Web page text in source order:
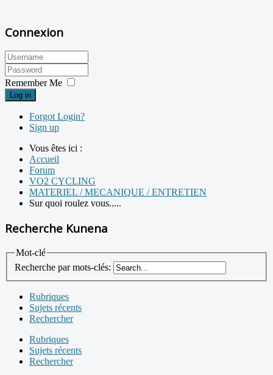
Connexion
Remember Me
Log in
Forgot Login?
Sign up
Vous êtes ici :
Accueil
Forum
VO2 CYCLING
MATERIEL / MECANIQUE / ENTRETIEN
Sur quoi roulez vous.....
Recherche Kunena
Mot-clé
Recherche par mots-clés:
Rubriques
Sujets récents
Rechercher
Rubriques
Sujets récents
Rechercher